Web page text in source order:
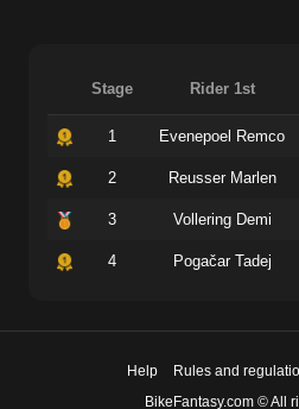
Stage Rider 1st
1 Evenepoel Remco
2 Reusser Marlen
3 Vollering Demi
4 Pogačar Tadej
Help Rules and
BikeFantasy.com © All